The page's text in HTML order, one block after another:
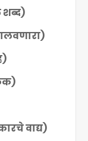
शब्द)
वाद्य)